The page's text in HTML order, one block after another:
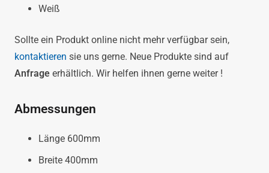
Weiß
Sollte ein Produkt online nicht mehr verfügbar sein,
kontaktieren sie uns gerne. Neue Produkte sind auf
Anfrage erhältlich. Wir helfen ihnen gerne weiter !
Abmessungen
Länge 600mm
Breite 400mm